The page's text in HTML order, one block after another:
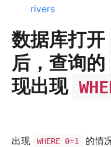
rivers
数据库打开
后，查询的
现出现
出现 WHERE 0=1
的情